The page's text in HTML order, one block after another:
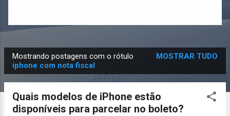
o
Mostrando postagens com o rótulo
iphone com nota fiscal
MOSTRAR TUDO
Quais modelos de iPhone estão
disponíveis para parcelar no boleto?